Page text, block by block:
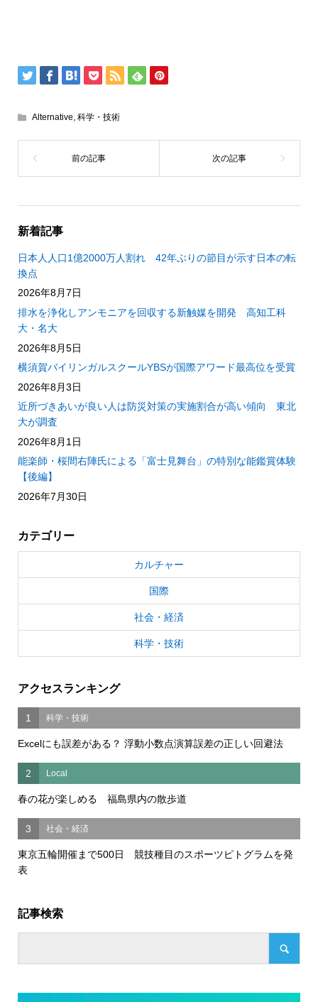
Alternative 科学・技術
新着記事
日本人人口1億2000万人割れ 42年ぶりの節目が示す日本の転
換点
2026年8月7日
排水を浄化しアンモニアを回収する新触媒を開発 高知工科
大・名大
2026年8月5日
横須賀バイリンガルスクールYBSが国際アワード最高位を受賞
2026年8月3日
近所づきあいが良い人は防災対策の実施割合が高い傾向 東北
大が調査
2026年8月1日
能楽師・桜間右陣氏による「富士見舞台」の特別な能鑑賞体験
【後編】
2026年7月30日
カテゴリー
カルチャー
国際
社会・経済
科学・技術
アクセスランキング
1 科学・技術
Excelにも誤差がある？ 浮動小数点演算誤差の正しい回避法
2 Local
春の花が楽しめる 福島県内の散歩道
3 社会・経済
東京五輪開催まで500日 競技種目のスポーツピトグラムを発
表
記事検索